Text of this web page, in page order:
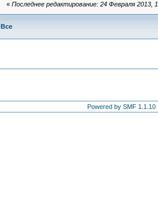
« Последнее редактирование: 24 Февраля 2013,
Все
Powered by SMF 1.1.10